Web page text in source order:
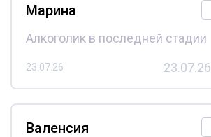
Марина
Алкоголик в последней стадии
23.07.26 23.07.26
Валенсия